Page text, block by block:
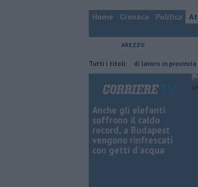
Home Cronaca Politica
AREZZO
Tutti i titoli:
​Tutte le offerte di lavoro in provincia di Arezzo
Anche gli elefanti
soffrono il caldo
record, a Budapest
vengono rinfrescati
con getti d'acqua